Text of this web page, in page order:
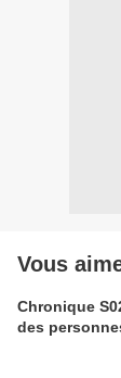
Vous
Chronique
des